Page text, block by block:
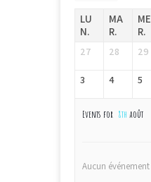
LU
N.
MA
R.
ME
R.
27 28 29
3 4 5
Events for 8th août
Aucun événement